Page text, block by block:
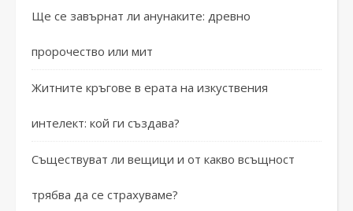
Ще се завърнат ли анунаките: древно
пророчество или мит
Житните кръгове в ерата на изкуствения
интелект: кой ги създава?
Съществуват ли вещици и от какво всъщност
трябва да се страхуваме?